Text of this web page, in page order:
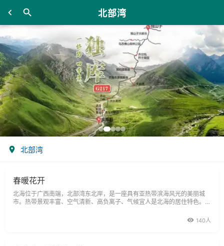
北部湾
北部湾
春暖花开
北海位于广西南端，北部湾东北岸，是一座具有亚热带滨海风光的美丽城
市。热带景观丰富、空气清新、高负离子、气候宜人是北海的居住特色。这
140人